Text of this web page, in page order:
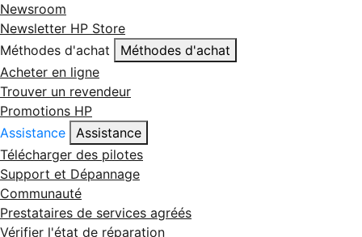
Newsroom
Newsletter HP Store
Méthodes d'achat
Méthodes d'achat
Acheter en ligne
Trouver un revendeur
Promotions HP
Assistance
Assistance
Télécharger des pilotes
Support et Dépannage
Communauté
Prestataires de services agréés
Vérifier l'état de réparation